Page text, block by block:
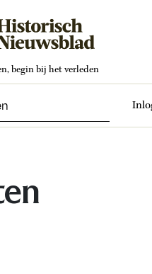
begin bij het verleden